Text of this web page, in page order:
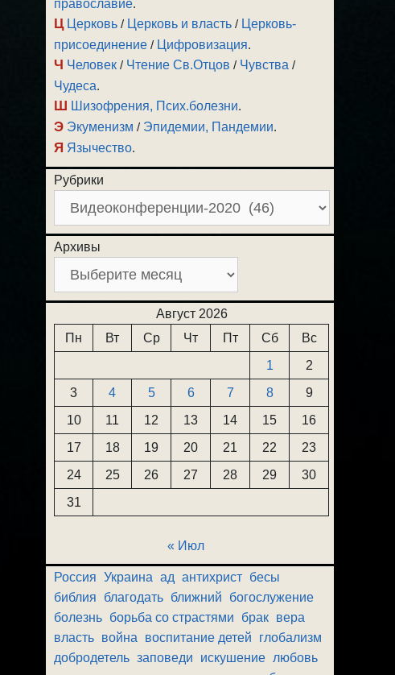
православие.
Ц Церковь / Церковь и власть / Церковь-
присоединение / Цифровизация.
Ч Человек / Чтение Св.Отцов / Чувства /
Чудеса.
Ш Шизофрения, Псих.болезни.
Э Экуменизм / Эпидемии, Пандемии.
Я Язычество.
Рубрики
Архивы
Август 2026
Пн
Вт Ср Чт Пт Сб
Вс
1
2
3
4 5 6 7 8
9
10
11 12 13 14 15
16
17
18 19 20 21 22
23
24
25 26 27 28 29
30
31
« Июл
Россия Украина ад антихрист бесы
библия
благодать ближний
богослужение
болезнь борьба со страстями брак вера
власть война воспитание детей
глобализм
добродетель заповеди искушение любовь